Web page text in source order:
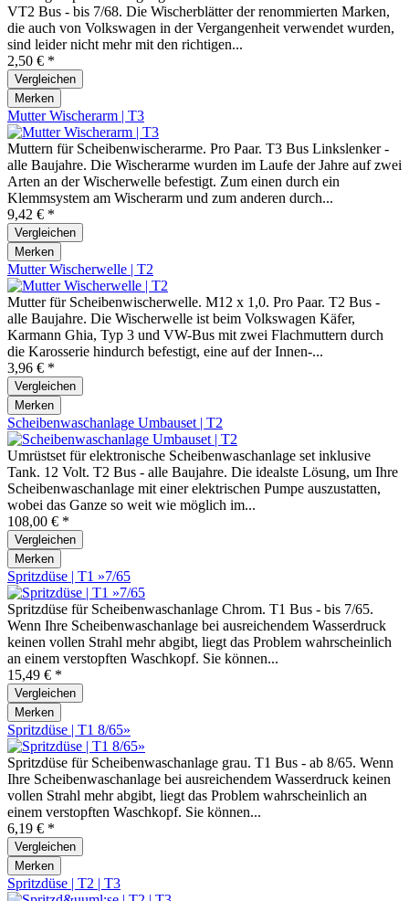
VT2 Bus - bis 7/68. Die Wischerblätter der renommierten Marken,
die auch von Volkswagen in der Vergangenheit verwendet wurden,
sind leider nicht mehr mit den richtigen...
2,50 € *
Vergleichen
Merken
Mutter Wischerarm | T3
Muttern für Scheibenwischerarme. Pro Paar. T3 Bus Linkslenker -
alle Baujahre. Die Wischerarme wurden im Laufe der Jahre auf zwei
Arten an der Wischerwelle befestigt. Zum einen durch ein
Klemmsystem am Wischerarm und zum anderen durch...
9,42 € *
Vergleichen
Merken
Mutter Wischerwelle | T2
Mutter für Scheibenwischerwelle. M12 x 1,0. Pro Paar. T2 Bus -
alle Baujahre. Die Wischerwelle ist beim Volkswagen Käfer,
Karmann Ghia, Typ 3 und VW-Bus mit zwei Flachmuttern durch
die Karosserie hindurch befestigt, eine auf der Innen-...
3,96 € *
Vergleichen
Merken
Scheibenwaschanlage Umbauset | T2
Umrüstset für elektronische Scheibenwaschanlage set inklusive
Tank. 12 Volt. T2 Bus - alle Baujahre. Die idealste Lösung, um Ihre
Scheibenwaschanlage mit einer elektrischen Pumpe auszustatten,
wobei das Ganze so weit wie möglich im...
108,00 € *
Vergleichen
Merken
Spritzdüse | T1 »7/65
Spritzdüse für Scheibenwaschanlage Chrom. T1 Bus - bis 7/65.
Wenn Ihre Scheibenwaschanlage bei ausreichendem Wasserdruck
keinen vollen Strahl mehr abgibt, liegt das Problem wahrscheinlich
an einem verstopften Waschkopf. Sie können...
15,49 € *
Vergleichen
Merken
Spritzdüse | T1 8/65»
Spritzdüse für Scheibenwaschanlage grau. T1 Bus - ab 8/65. Wenn
Ihre Scheibenwaschanlage bei ausreichendem Wasserdruck keinen
vollen Strahl mehr abgibt, liegt das Problem wahrscheinlich an
einem verstopften Waschkopf. Sie können...
6,19 € *
Vergleichen
Merken
Spritzdüse | T2 | T3